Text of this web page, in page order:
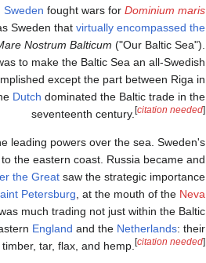
Sweden fought wars for Dominium maris
Sweden that virtually encompassed the
Nostrum Balticum ("Our Baltic Sea").
to make the Baltic Sea an all-Swedish
except the part between Riga in
Dutch dominated the Baltic trade in the
seventeenth century. [citation needed]
leading powers over the sea. Sweden's
the eastern coast. Russia became and
the Great saw the strategic importance
Petersburg , at the mouth of the Neva
was much trading not just within the Baltic
England and the Netherlands: their
tar, flax, and hemp. [citation needed]